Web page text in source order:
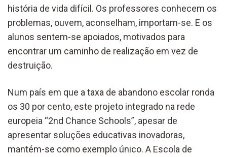
história de vida difícil. Os professores conhecem os
problemas, ouvem, aconselham, importam-se. E os
alunos sentem-se apoiados, motivados para
encontrar um caminho de realização em vez de
destruição.
Num país em que a taxa de abandono escolar ronda
os 30 por cento, este projeto integrado na rede
europeia “2nd Chance Schools”, apesar de
apresentar soluções educativas inovadoras,
mantém-se como exemplo único. A Escola de